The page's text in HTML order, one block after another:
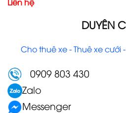
DUYÊN
Cho thuê xe - Thuê xe cưới
0909 803 430
Zalo
Messenger